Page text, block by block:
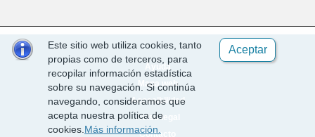
Aceptar
Este sitio web utiliza cookies, tanto
propias como de terceros, para
recopilar información estadística
sobre su navegación. Si continúa
navegando, consideramos que
acepta nuestra política de
cookies. Más información.
Ayuda
Mapa web
Accesibilidad
Aviso legal
Contacto